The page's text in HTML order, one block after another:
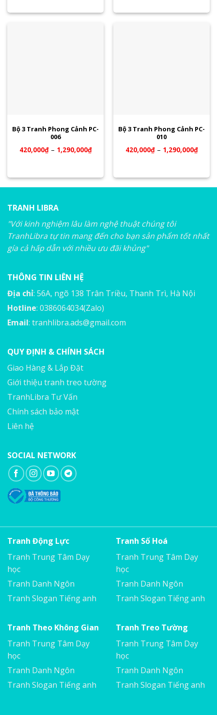
Bộ 3 Tranh Phong Cảnh PC-
006
420,000₫– 1,290,000₫
Bộ 3 Tranh Phong Cảnh PC-
010
420,000₫– 1,290,000₫
TRANH LIBRA
"Với kinh nghiệm lâu làm nghệ thuật chúng tôi
TranhLibra tự tin mang đến cho bạn sản phẩm tốt nhất
gía cả hấp dẫn với nhiều ưu đãi khủng"
THÔNG TIN LIÊN HỆ
Địa chỉ: 56A, ngõ 138 Trân Triều, Thanh Trì, Hà Nội
Hotline: 0386064034(Zalo)
Email: tranhlibra.ads@gmail.com
QUY ĐỊNH & CHÍNH SÁCH
Giao Hàng & Lắp Đặt
Giới thiệu tranh treo tường
TranhLibra Tư Vấn
Chính sách bảo mật
Liên hệ
SOCIAL NETWORK
Tranh Động Lực
Tranh Trung Tâm Dạy
học
Tranh Danh Ngôn
Tranh Slogan Tiếng anh
Tranh Số Hoá
Tranh Trung Tâm Dạy
học
Tranh Danh Ngôn
Tranh Slogan Tiếng anh
Tranh Theo Không Gian
Tranh Trung Tâm Dạy
học
Tranh Danh Ngôn
Tranh Slogan Tiếng anh
Tranh Treo Tường
Tranh Trung Tâm Dạy
học
Tranh Danh Ngôn
Tranh Slogan Tiếng anh